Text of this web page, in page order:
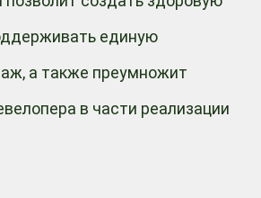
единую
а также преумножит
в части реализации